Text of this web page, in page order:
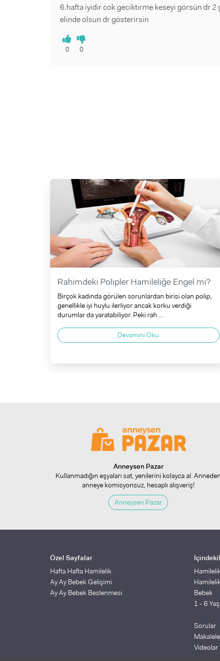
6.hafta iyidir cok geciktirme keseyi görsün dr
elinde olsun dr gösterirsin
0 0
Rahimdeki Polipler Hamileliğe Engel mi?
Birçok kadında görülen sorunlardan birisi olan polip,
genellikle iyi huylu ilerliyor ancak korku verdiği
durumlar da yaratabiliyor. Peki rah ...
Devamını Oku
Anneysen Pazar
Kullanmadığın eşyaları sat, yenilerini kolayca al. Anneden
anneye komisyonsuz, hesaplı alışveriş!
Anneysen Pazar
Özel Sayfalar
Hafta Hafta Hamilelik
Ay Ay Bebek Gelişimi
Ay Ay Bebek Beslenmesi
Bebek
1 - 6
Sorular
Videolar